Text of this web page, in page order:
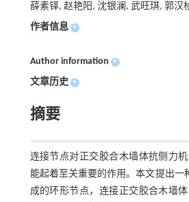
薛素铎, 赵艳阳, 沈银澜, 武旺琪, 郭汉
作者信息 +
Author information +
文章历史 +
摘要
连接节点对正交胶合木墙体抗侧力
能起着至关重要的作用。本文提出一
成的环形节点，连接正交胶合木墙